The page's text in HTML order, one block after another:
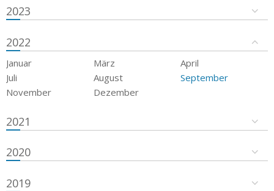
2023
2022
Januar März
April
Juli
August
September
November
Dezember
2021
2020
2019